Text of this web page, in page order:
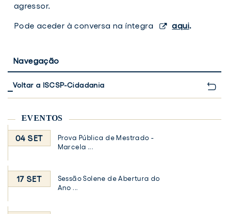
agressor.
Pode aceder à conversa na íntegra aqui.
Navegação
Voltar a ISCSP-Cidadania
EVENTOS
04 SET
Prova Pública de Mestrado -
Marcela ...
17 SET
Sessão Solene de Abertura do
Ano ...